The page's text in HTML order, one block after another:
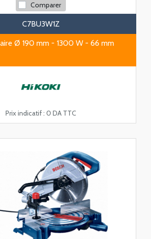
Comparer
C7BU3W1Z
Ø 190 mm - 1300 W - 66 mm
Prix indicatif : 0 DA TTC